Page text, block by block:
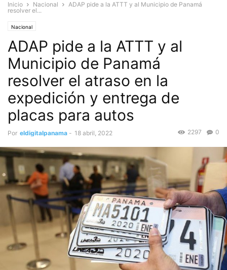
Inicio Nacional
ADAP pide a la ATTT y al Municipio de Panamá
resolver el...
Nacional
ADAP pide a la ATTT y al
Municipio de Panamá
resolver el atraso en la
expedición y entrega de
placas para autos
Por eldigitalpanama - 18 abril, 2022 0
2297